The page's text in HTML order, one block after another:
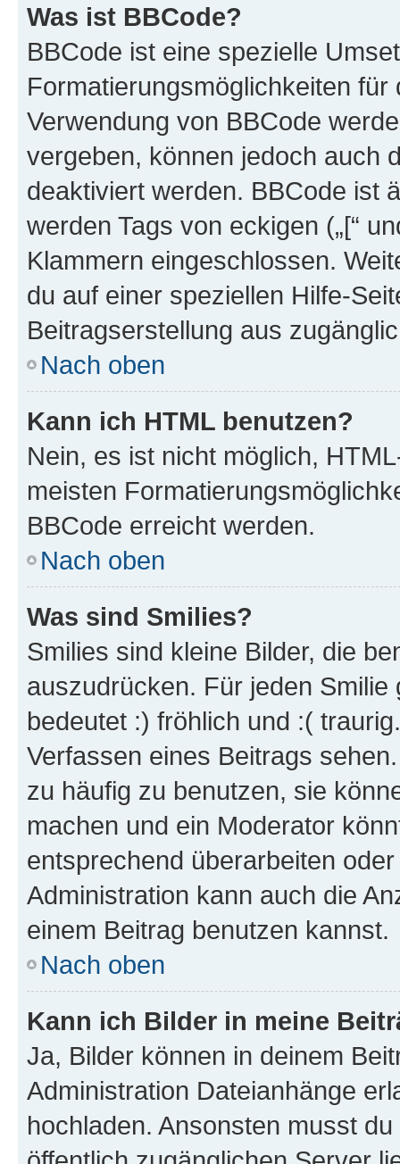
Was ist BBCode?
BBCode ist eine spezielle
Formatierungsmöglichkeiten
Verwendung von BBCode
vergeben, können jedoch auch
deaktiviert werden. BBCode ist
werden Tags von eckigen („[“
Klammern eingeschlossen.
du auf einer speziellen Hilfe-
Beitragserstellung aus
Nach oben
Kann ich HTML benutzen?
Nein, es ist nicht möglich,
meisten
BBCode erreicht werden.
Nach oben
Was sind Smilies?
Smilies sind kleine Bilder, die
auszudrücken. Für jeden
bedeutet :) fröhlich und :(
Verfassen eines Beitrags
zu häufig zu benutzen, sie
machen und ein Moderator
entsprechend überarbeiten
Administration kann auch die
einem Beitrag benutzen kannst.
Nach oben
Kann ich Bilder in meine
Ja, Bilder können in deinem
Administration Dateianhänge
hochladen. Ansonsten musst